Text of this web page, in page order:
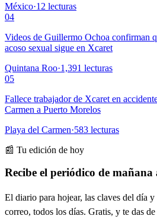
México·12 lecturas
04
Videos de Guillermo Ochoa confirman
acoso sexual sigue en Xcaret
Quintana Roo·1,391 lecturas
05
Fallece trabajador de Xcaret en
Carmen a Puerto Morelos
Playa del Carmen·583 lecturas
📰 Tu edición de hoy
Recibe el periódico de mañana
El diario para hojear, las claves del día
correo, todos los días. Gratis, y te das